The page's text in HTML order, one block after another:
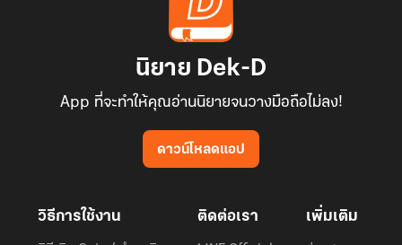
นิยาย Dek-D
App ที่จะทำให้คุณอ่านนิยายจนวางมือถือไม่ลง!
ดาวน์โหลดแอป
วิธีการใช้งาน ติดต่อเรา เพิ่มเติม